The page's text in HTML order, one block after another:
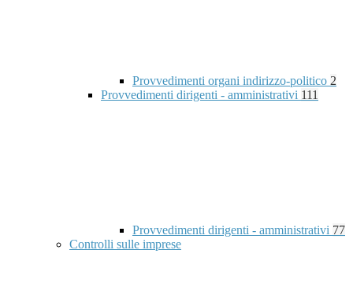
Provvedimenti organi indirizzo-politico 2
Provvedimenti dirigenti - amministrativi 111
Provvedimenti dirigenti - amministrativi 77
Controlli sulle imprese